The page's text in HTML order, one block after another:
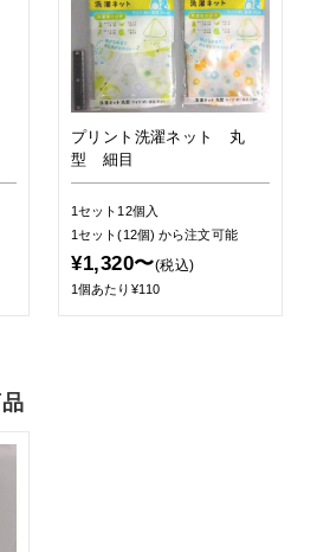
プリント洗濯ネット 丸
型 細目
1セット12個入
1セット(12個)から注文可能
¥1,320〜(税込)
1個あたり¥110